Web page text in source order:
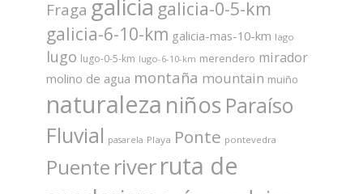
Fraga galicia galicia-0-5-km
galicia-6-10-km galicia-mas-10-km lago
lugo lugo-0-5-km lugo-6-10-km merendero mirador
molino de agua montaña mountain muiño
naturaleza niños Paraíso
Fluvial pasarela Playa Ponte pontevedra
Puente riverruta de